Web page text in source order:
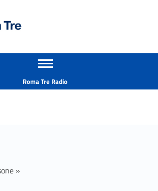
Apri il menu secondario
Roma Tre Radio
»